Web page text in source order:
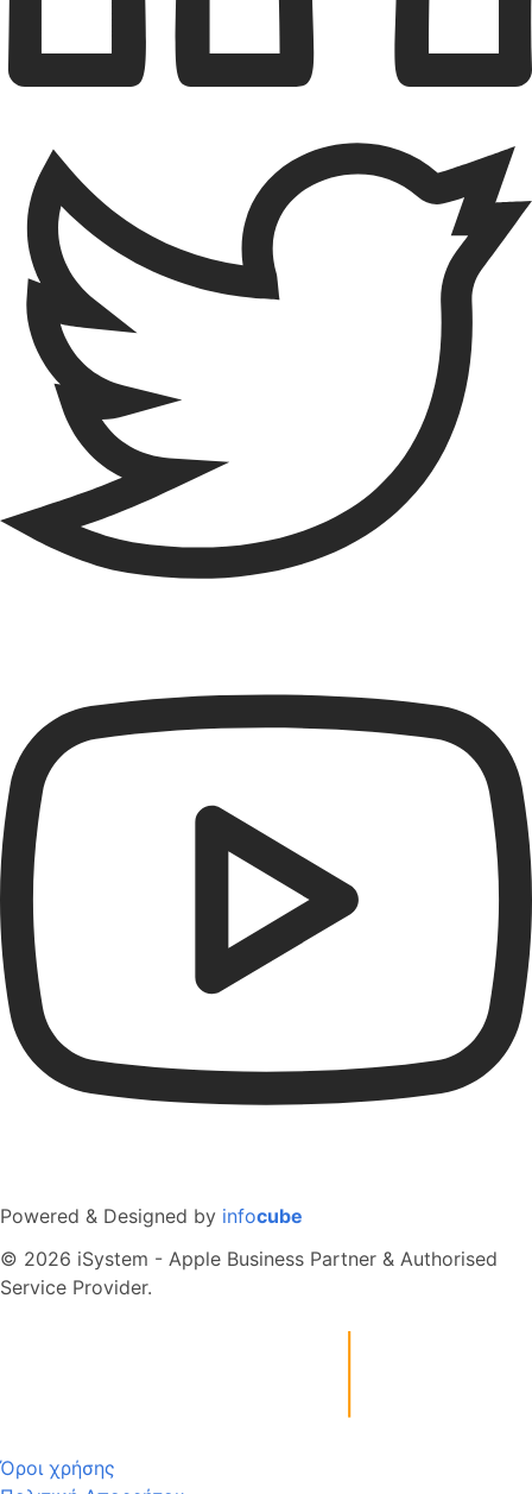
Powered & Designed by infocube
© 2026 iSystem - Apple Business Partner & Authorised
Service Provider.
Όροι χρήσης